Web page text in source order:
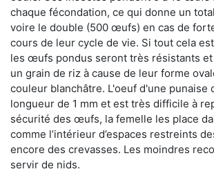
chaque fécondation, ce qui donne un
voire le double (500 œufs) en cas de
cours de leur cycle de vie. Si tout cela
les œufs pondus seront très résistants
un grain de riz à cause de leur forme
couleur blanchâtre. L'oeuf d'une punaise
longueur de 1 mm et est très difficile à
sécurité des œufs, la femelle les place
comme l’intérieur d’espaces restreints
encore des crevasses. Les moindres
servir de nids.